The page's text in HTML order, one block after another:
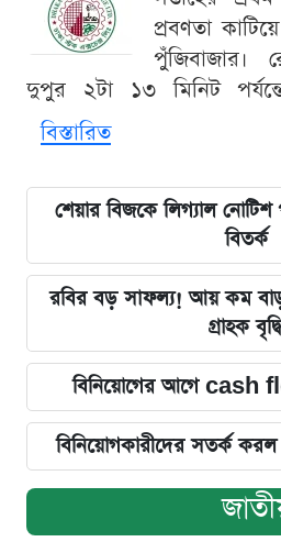
প্রবণতা
পুঁজিবাজার।
দুপুর ২টা ১৩ মিনিট
বিস্তারিত
শেয়ার বিজকে লিগ্যাল
বিতর্ক
রবির বড় সাফল্য! আয় কম
গ্রাহক
বিনিয়োগের আগে cash
বিনিয়োগকারীদের সতর্ক